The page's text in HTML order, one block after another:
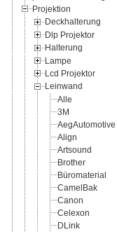
Projektion
Deckhalterung
Dlp Projektor
Halterung
Lampe
Lcd Projektor
Leinwand
Alle
3M
AegAutomotive
Align
Artsound
Brother
Büromaterial
CamelBak
Canon
Celexon
DLink